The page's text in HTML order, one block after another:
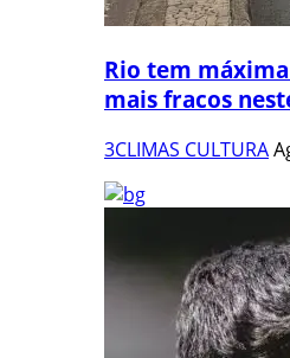
Rio tem máxima
mais fracos
3CLIMAS CULTURA